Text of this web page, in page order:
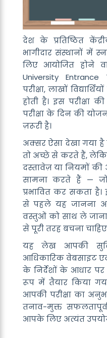
देश के प्रतिष्ठित
भागीदार संस्थानों में
लिए आयोजित होने
University
परीक्षा, लाखों
होती है। इस परीक्षा
परीक्षा के दिन की
ज़रूरी है।
अक्सर ऐसा देखा गया है
तो अच्छे से करते हैं,
दस्तावेज़ या नियमों
सामना करते हैं —
प्रभावित कर सकता है।
से पहले यह जानना
वस्तुओं को साथ ले
से पूरी तरह बचना
यह लेख आपकी
आधिकारिक वेबसाइट
के निर्देशों के आधार
रूप में तैयार किया
आपकी परीक्षा का
तनाव-मुक्त
आपके लिए अत्यंत